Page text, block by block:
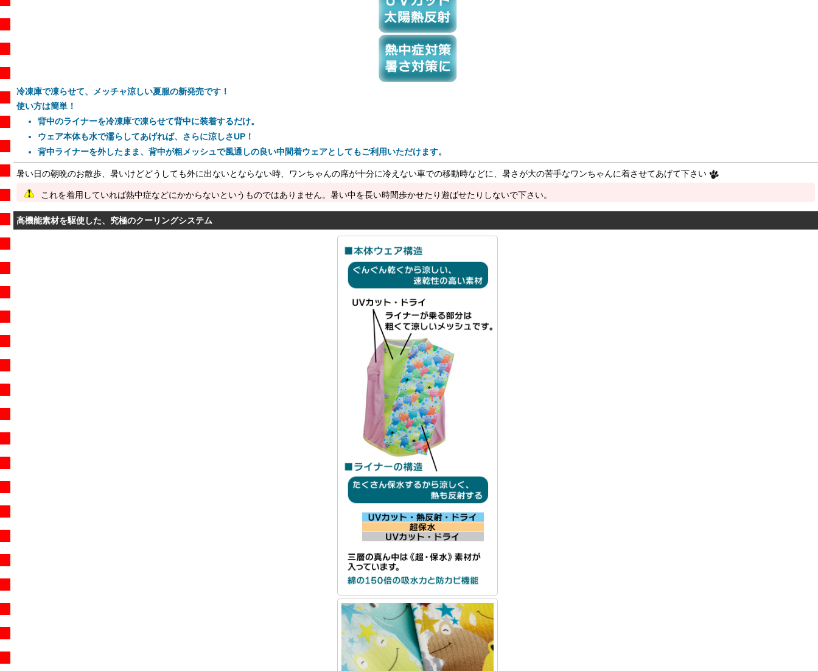
冷凍庫で凍らせて、メッチャ涼しい夏服の新発売です！
使い方は簡単！
背中のライナーを冷凍庫で凍らせて背中に装着するだけ。
ウェア本体も水で濡らしてあげれば、さらに涼しさUP！
背中ライナーを外したまま、背中が粗メッシュで風通しの良い中間着ウェアとしてもご利用いただけます。
暑い日の朝晩のお散歩、暑いけどどうしても外に出ないとならない時、ワンちゃんの席が十分に冷えない車での移動時などに、暑さが大の苦手なワンちゃんに着させてあげて下さい
これを着用していれば熱中症などにかからないというものではありません。暑い中を長い時間歩かせたり遊ばせたりしないで下さい。
高機能素材を駆使した、究極のクーリングシステム